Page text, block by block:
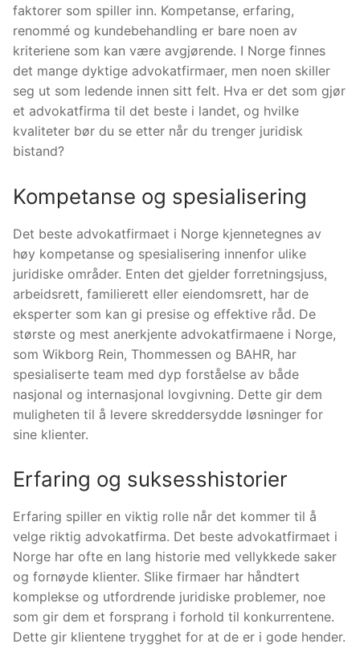
faktorer som spiller inn. Kompetanse, erfaring,
renommé og kundebehandling er bare noen av
kriteriene som kan være avgjørende. I Norge finnes
det mange dyktige advokatfirmaer, men noen skiller
seg ut som ledende innen sitt felt. Hva er det som gjør
et advokatfirma til det beste i landet, og hvilke
kvaliteter bør du se etter når du trenger juridisk
bistand?
Kompetanse og spesialisering
Det beste advokatfirmaet i Norge kjennetegnes av
høy kompetanse og spesialisering innenfor ulike
juridiske områder. Enten det gjelder forretningsjuss,
arbeidsrett, familierett eller eiendomsrett, har de
eksperter som kan gi presise og effektive råd. De
største og mest anerkjente advokatfirmaene i Norge,
som Wikborg Rein, Thommessen og BAHR, har
spesialiserte team med dyp forståelse av både
nasjonal og internasjonal lovgivning. Dette gir dem
muligheten til å levere skreddersydde løsninger for
sine klienter.
Erfaring og suksesshistorier
Erfaring spiller en viktig rolle når det kommer til å
velge riktig advokatfirma. Det beste advokatfirmaet i
Norge har ofte en lang historie med vellykkede saker
og fornøyde klienter. Slike firmaer har håndtert
komplekse og utfordrende juridiske problemer, noe
som gir dem et forsprang i forhold til konkurrentene.
Dette gir klientene trygghet for at de er i gode hender.